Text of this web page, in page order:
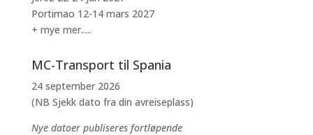
Portimao 12-14 mars 2027
+ mye mer.....
MC-Transport til Spania
24 september 2026
(NB Sjekk dato fra din avreiseplass)
Nye datoer publiseres fortløpende